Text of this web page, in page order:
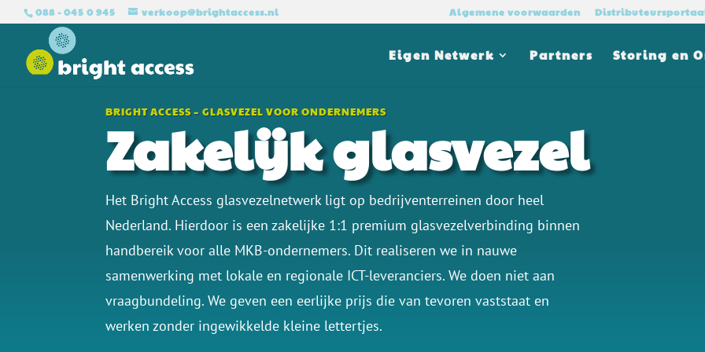
088 - 045 0 945 verkoop@brightaccess.nl Algemene voorwaarden
Eigen Netwerk Partners Storing en
BRIGHT ACCESS – GLASVEZEL VOOR ONDERNEMERS
Zakelijk glasvezel
Het Bright Access glasvezelnetwerk ligt op bedrijventerreinen door heel
Nederland. Hierdoor is een zakelijke 1:1 premium glasvezelverbinding binnen
handbereik voor alle MKB-ondernemers. Dit realiseren we in nauwe
samenwerking met lokale en regionale ICT-leveranciers. We doen niet aan
vraagbundeling. We geven een eerlijke prijs die van tevoren vaststaat en
werken zonder ingewikkelde kleine lettertjes.